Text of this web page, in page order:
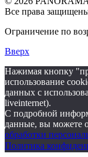
Все права
Ограничение по
Вверх
Нажимая кнопку
использование
данных с
liveinternet).
С подробной
данные, вы можете
обработки
Политика